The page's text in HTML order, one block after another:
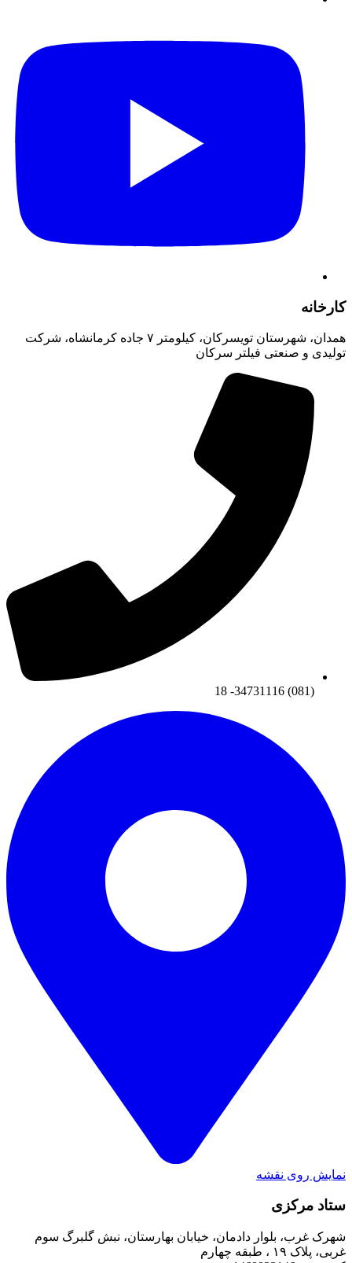
کارخانه
همدان، شهرستان تویسرکان، کیلومتر ۷ جاده کرمانشاه، شرکت
تولیدی و صنعتی فیلتر سرکان
(081) 34731116- 18
نمایش روی نقشه
ستاد مرکزی
شهرک غرب، بلوار دادمان، خیابان بهارستان، نبش گلبرگ سوم
غربی، پلاک ۱۹ ، طبقه چهارم